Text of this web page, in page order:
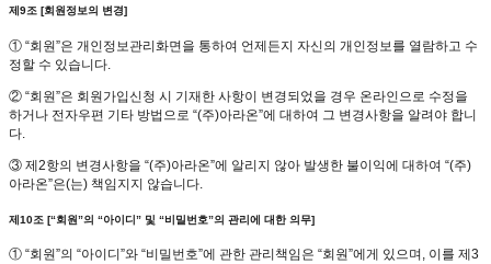
제9조 [회원정보의 변경]
① “회원”은 개인정보관리화면을 통하여 언제든지 자신의 개인정보를 열람하고 수
정할 수 있습니다.
② “회원”은 회원가입신청 시 기재한 사항이 변경되었을 경우 온라인으로 수정을
하거나 전자우편 기타 방법으로 “(주)아라온”에 대하여 그 변경사항을 알려야 합니
다.
③ 제2항의 변경사항을 “(주)아라온”에 알리지 않아 발생한 불이익에 대하여 “(주)
아라온”은(는) 책임지지 않습니다.
제10조 [“회원”의 “아이디” 및 “비밀번호”의 관리에 대한 의무]
① “회원”의 “아이디”와 “비밀번호”에 관한 관리책임은 “회원”에게 있으며, 이를 제3